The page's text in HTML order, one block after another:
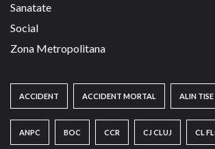
Sanatate
Social
Zona Metropolitana
ACCIDENT ACCIDENT MORTAL ALIN TISE
ANPC BOC CCR CJ CLUJ CL